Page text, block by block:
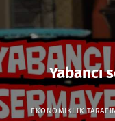
Yabancı
EKONOMIKLIK